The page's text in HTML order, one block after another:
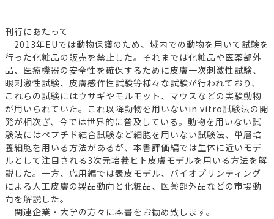
刊行にあたって
2013年EUでは動物保護のため、域内での動物を用いて試験を
行った化粧品の販売を禁止した。それまでは化粧品や医薬部外
品、医療機器の安全性を確保するために皮膚一次刺激性試験、
眼刺激性試験、皮膚感作性試験等様々な試験が行われており、
これらの試験にはウサギやモルモット、マウスなどの実験動物
が用いられていた。これ以降動物を用いないin vitro試験法の開
発が相次ぎ、今では世界的に普及している。動物を用いない試
験法にはペプチド結合試験など細胞を用いない試験法、単層培
養細胞を用いる方法があるが、本書評価編では生体に近いモデ
ルとして注目される3次元培養ヒト皮膚モデルを用いる方法を解
説した。一方、応用編では表皮モデル、バイオプリンティング
による人工皮膚の製品動向と化粧品、医薬部外品などの市場動
向を解説した。
関連企業・大学の方々に本書をお勧め致します。